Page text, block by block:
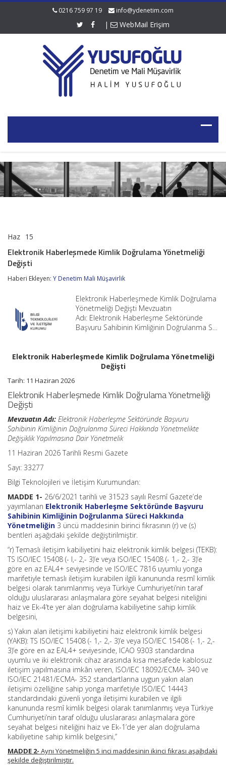
0216 759 97 19 info@ydenetim.com
| WebMail Erişim
Haz 15
Kimlik
Değişti
Elektronik Haberleşmede Kimlik Doğrulama Yönetmeliği
Değişti
Haberi Ekleyen: Y Denetim Mali Müşavirlik
Elektronik Haberleşmede Kimlik Doğrulama
Yönetmeliği Değişti Mevzuatın
Adı: Elektronik Haberleşme Sektöründe
Başvuru Sahibinin Kimliğinin Doğrulanma S…
Elektronik Haberleşmede Kimlik Doğrulama Yönetmeliği
Değişti
Tarih: 11 Haziran 2026
Elektronik Haberleşmede Kimlik Doğrulama Yönetmeliği
Değişti
Mevzuatın Adı: Elektronik Haberleşme Sektöründe Başvuru
Sahibinin Kimliğinin Doğrulanma Süreci Hakkında Yönetmelikte
Değişiklik Yapılmasına Dair Yönetmelik
11 Haziran 2026 Tarihli Resmi Gazete
Sayı: 33277
Bilgi Teknolojileri ve İletişim Kurumundan:
MADDE 1- 26/6/2021 tarihli ve 31523 sayılı Resmî Gazete’de
yayımlanan Elektronik Haberleşme Sektöründe Başvuru
Sahibinin Kimliğinin Doğrulanma Süreci Hakkında
Yönetmeliğin 3 üncü maddesinin birinci fıkrasının (r) ve (s)
bentleri aşağıdaki şekilde değiştirilmiştir.
“r) Temaslı iletişim kabiliyetini haiz elektronik kimlik belgesi (TEKB):
TS ISO/IEC 15408 (- l,- 2,- 3)’e veya ISO/IEC 15408 (- 1,- 2,- 3)’e
göre en az EAL4+ seviyesinde ve ISO/IEC 7816 uyumlu yonga
marifetiyle temaslı iletişim kurabilen ilgili kanununda resmî kimlik
belgesi olarak tanımlanmış veya Türkiye Cumhuriyeti’nin taraf
olduğu uluslararası anlaşmalara göre seyahat belgesi niteliğini
haiz ve Ek-4’te yer alan doğrulama kabiliyetine sahip kimlik
belgesini,
s) Yakın alan iletişimi kabiliyetini haiz elektronik kimlik belgesi
(YAKB): TS ISO/IEC 15408 (- 1,- 2,- 3)’e veya ISO/IEC 15408 (- 1,- 2,-
3)’e göre en az EAL4+ seviyesinde, ICAO 9303 standardına
uyumlu ve iki elektronik cihaz arasında kısa mesafede kablosuz
iletişim yapılmasına imkân veren, ISO/IEC 18092/ECMA- 340 ve
ISO/IEC 21481/ECMA- 352 standartlarına uygun yakın alan
iletişimi özelliğine sahip yonga marifetiyle ISO/IEC 14443
standardındaki güvenli yonga iletişimi kurabilen ve ilgili
kanununda resmî kimlik belgesi olarak tanımlanmış veya Türkiye
Cumhuriyeti’nin taraf olduğu uluslararası anlaşmalara göre
seyahat belgesi niteliğini haiz ve Ek-1’de yer alan doğrulama
kabiliyetine sahip kimlik belgesini,”
MADDE 2- Aynı Yönetmeliğin 5 inci maddesinin ikinci fıkrası aşağıdaki
şekilde değiştirilmiştir.